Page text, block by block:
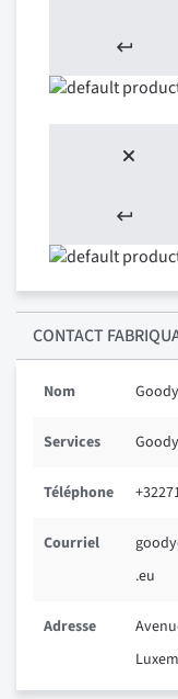
CONTACT
Nom
Services
Téléphone
Courriel
.eu
Adresse